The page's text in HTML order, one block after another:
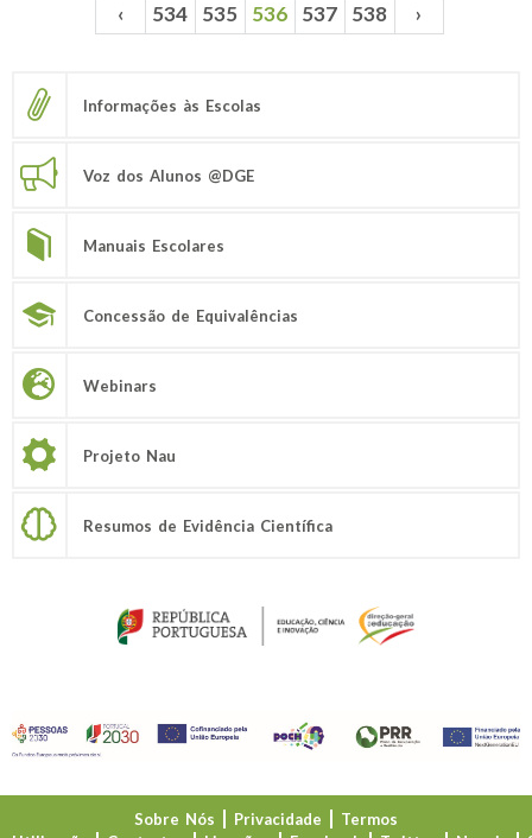
Páginas ‹ 534 535 536 537 538 ›
Informações às Escolas
Voz dos Alunos @DGE
Manuais Escolares
Concessão de Equivalências
Webinars
Projeto Nau
Resumos de Evidência Científica
Sobre Nós Privacidade
Termos